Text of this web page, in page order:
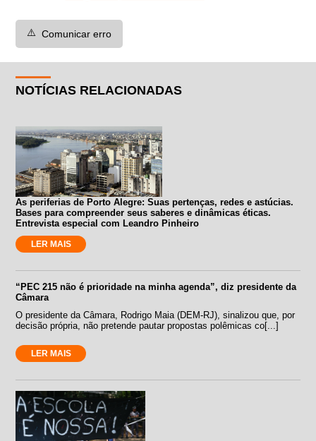
⚠️ Comunicar erro
NOTÍCIAS RELACIONADAS
As periferias de Porto Alegre: Suas pertenças, redes e astúcias.
Bases para compreender seus saberes e dinâmicas éticas.
Entrevista especial com Leandro Pinheiro
LER MAIS
“PEC 215 não é prioridade na minha agenda”, diz presidente da
Câmara
O presidente da Câmara, Rodrigo Maia (DEM-RJ), sinalizou que, por
decisão própria, não pretende pautar propostas polêmicas co[...]
LER MAIS